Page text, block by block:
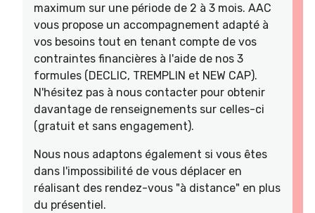
maximum sur une période de 2 à 3 mois. AAC
vous propose un accompagnement adapté à
vos besoins tout en tenant compte de vos
contraintes financières à l'aide de nos 3
formules (DECLIC, TREMPLIN et NEW CAP).
N'hésitez pas à nous contacter pour obtenir
davantage de renseignements sur celles-ci
(gratuit et sans engagement).
Nous nous adaptons également si vous êtes
dans l'impossibilité de vous déplacer en
réalisant des rendez-vous "à distance" en plus
du présentiel.